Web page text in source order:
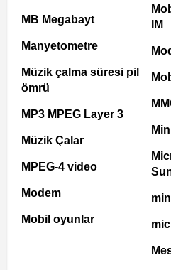
MB Megabayt
Manyetometre
Müzik çalma süresi pil
ömrü
MP3 MPEG Layer 3
Müzik Çalar
MPEG-4 video
Modem
Mobil oyunlar
IM